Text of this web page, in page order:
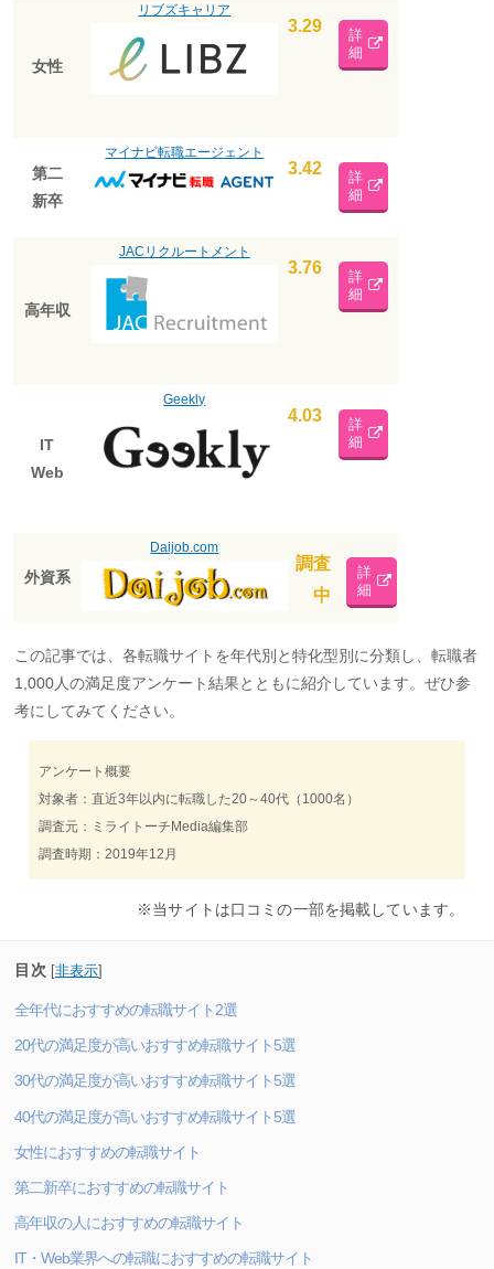
女性
リブズキャリア
3.29
詳
細
第二
新卒
マイナビ転職エージェント
3.42
詳
細
高年収
JACリクルートメント
3.76
詳
細
IT
Web
Geekly
4.03
詳
細
外資系
Daijob.com
調査
中
詳
細
この記事では、各転職サイトを年代別と特化型別に分類し、転職者
1,000人の満足度アンケート結果とともに紹介しています。ぜひ参
考にしてみてください。
アンケート概要
対象者：直近3年以内に転職した20～40代（1000名）
調査元：ミライトーチMedia編集部
調査時期：2019年12月
※当サイトは口コミの一部を掲載しています。
目次 [非表示]
全年代におすすめの転職サイト2選
20代の満足度が高いおすすめ転職サイト5選
30代の満足度が高いおすすめ転職サイト5選
40代の満足度が高いおすすめ転職サイト5選
女性におすすめの転職サイト
第二新卒におすすめの転職サイト
高年収の人におすすめの転職サイト
IT・Web業界への転職におすすめの転職サイト